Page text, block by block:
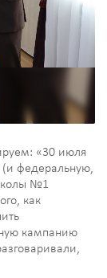
«30 июля
(и федеральную,
№1
как
кампанию